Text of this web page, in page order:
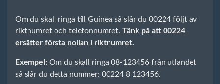
Om du skall ringa till Guinea så slår du 00224 följt av
riktnumret och telefonnumret. Tänk på att 00224
ersätter första nollan i riktnumret.
Exempel: Om du skall ringa 08-123456 från utlandet
så slår du detta nummer: 00224 8 123456.